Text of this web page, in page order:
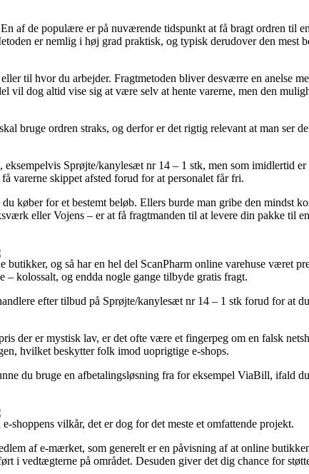
af de populære er på nuværende tidspunkt at få bragt ordren til en
er nemlig i høj grad praktisk, og typisk derudover den mest
til hvor du arbejder. Fragtmetoden bliver desværre en anelse
vil dog altid vise sig at være selv at hente varerne, men den
bruge ordren straks, og derfor er det rigtig relevant at man ser
Sprøjte/kanylesæt nr 14 – 1 stk, men som imidlertid er
varerne skippet afsted forud for at personalet får fri.
køber for et bestemt beløb. Ellers burde man gribe den mindst
eller Vojens – er at få fragtmanden til at levere din pakke til en
og så har en hel del ScanPharm online varehuse været
kolossalt, og endda nogle gange tilbyde gratis fragt.
efter tilbud på Sprøjte/kanylesæt nr 14 – 1 stk forud for at du
der er mystisk lav, er det ofte være et fingerpeg om en falsk
hvilket beskytter folk imod uoprigtige e-shops.
du bruge en afbetalingsløsning fra for eksempel ViaBill, ifald
shoppens vilkår, det er dog for det meste et omfattende projekt.
af e-mærket, som generelt er en påvisning af at online
i vedtægterne på området. Desuden giver det dig chance for